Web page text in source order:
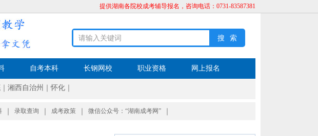
提供湖南各院校成考辅导报名，咨询电话：0731-83587381
自考本科 长钢网校 职业资格 网上报名
湘西自治州 ｜怀化
录取查询 成考政策 微信公众号：“湖南成考网”